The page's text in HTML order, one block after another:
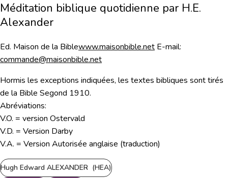
Méditation biblique quotidienne par H.E.
Alexander
Ed. Maison de la Biblewww.maisonbible.net E-mail:
commande@maisonbible.net
Hormis les exceptions indiquées, les textes bibliques sont tirés
de la Bible Segond 1910.
Abréviations:
V.O. = version Ostervald
V.D. = Version Darby
V.A. = Version Autorisée anglaise (traduction)
Hugh Edward ALEXANDER (HEA)